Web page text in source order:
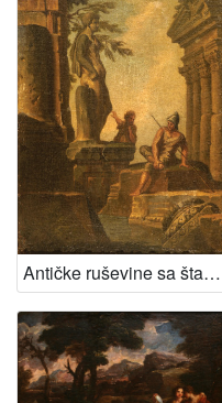
Antičke ruševine sa štafažom